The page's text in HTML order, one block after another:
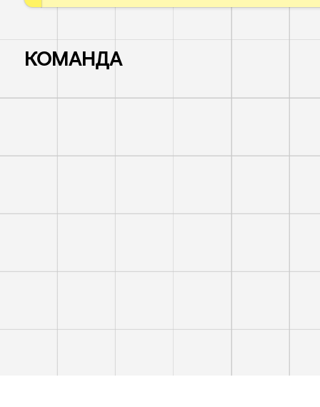
КОМАНДА
Co-
/ Art
Partner